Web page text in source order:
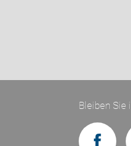
Bleiben Sie